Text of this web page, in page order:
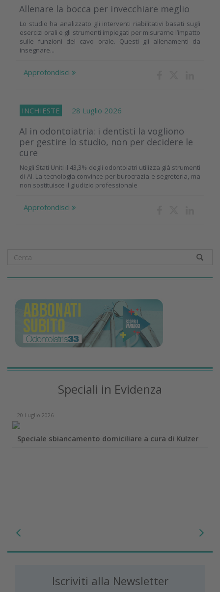
Allenare la bocca per invecchiare meglio
Lo studio ha analizzato gli interventi riabilitativi basati sugli
esercizi orali e gli strumenti impiegati per misurarne l’impatto
sulle funzioni del cavo orale. Questi gli allenamenti da
insegnare...
Approfondisci
INCHIESTE 28 Luglio 2026
AI in odontoiatria: i dentisti la vogliono
per gestire lo studio, non per decidere le
cure
Negli Stati Uniti il 43,3% degli odontoiatri utilizza già strumenti
di AI. La tecnologia convince per burocrazia e segreteria, ma
non sostituisce il giudizio professionale
Approfondisci
Speciali in Evidenza
20 Luglio 2026
Speciale sbiancamento domiciliare a cura di Kulzer
Iscriviti alla Newsletter